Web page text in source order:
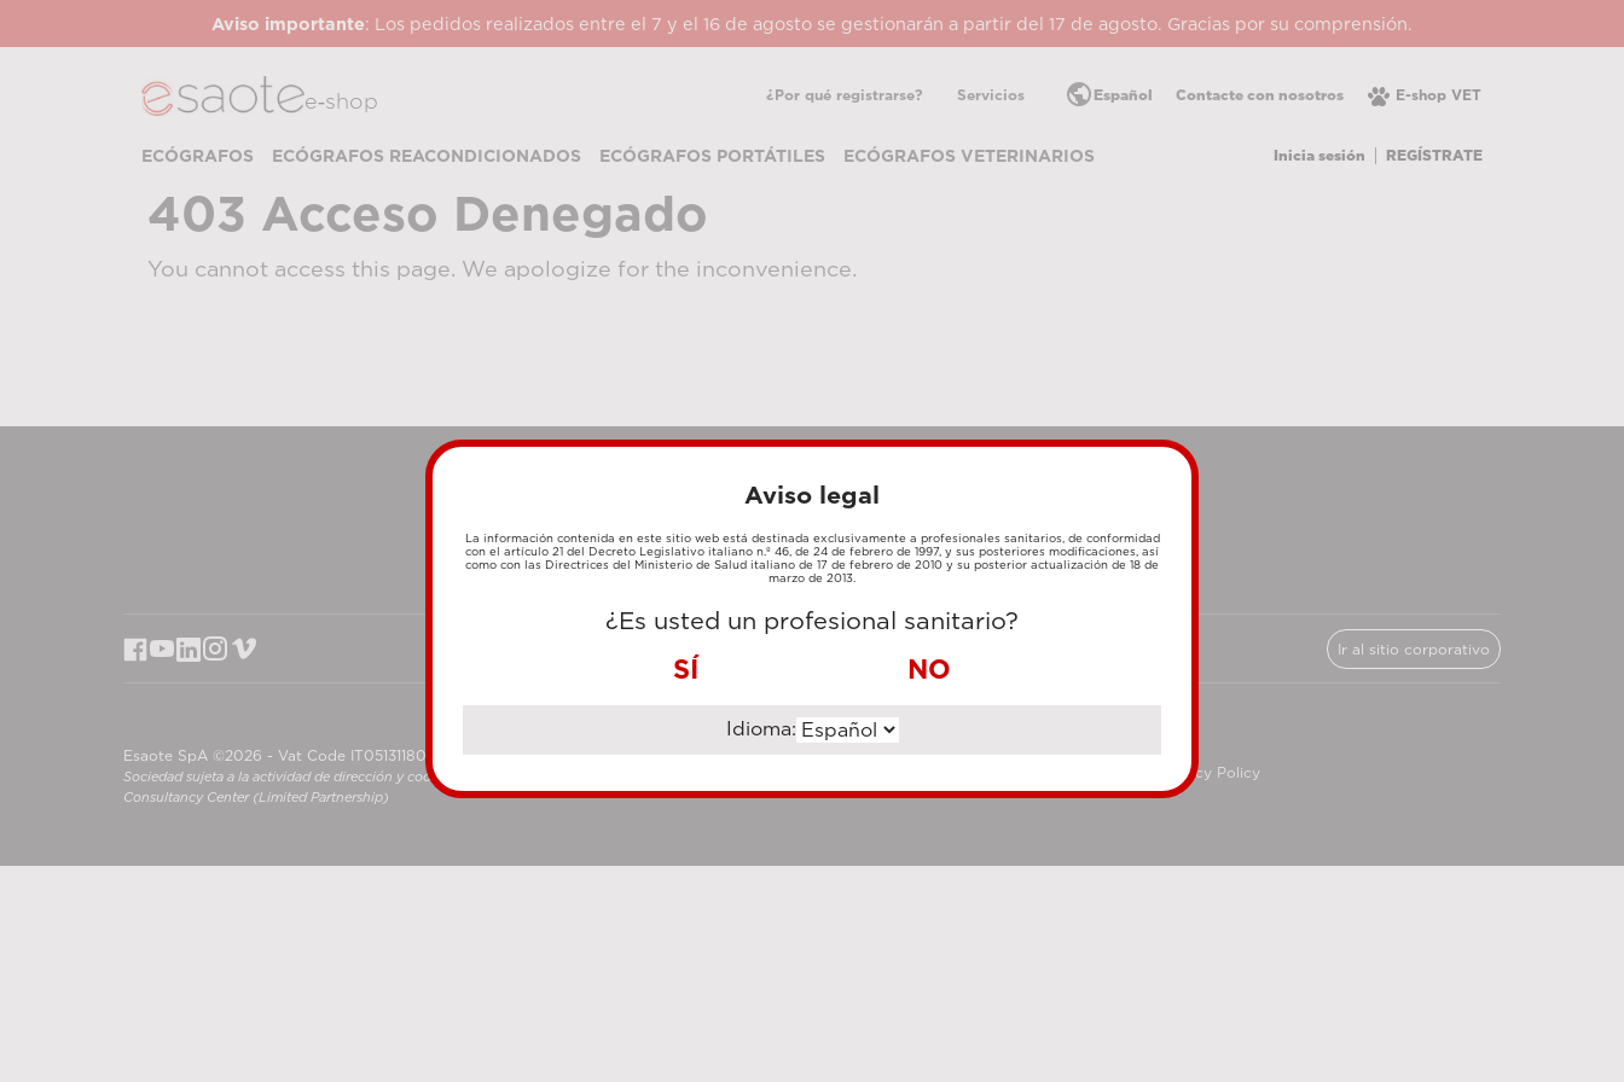
Aviso importante: Los pedidos realizados entre el 7 y el 16 de agosto se gestionarán a partir del 17 de agosto. Gracias por su comprensión.
e‑shop ¿Por qué registrarse? Servicios E-shop VET
Contacte con nosotros
public Español
ECÓGRAFOS ECÓGRAFOS REACONDICIONADOS ECÓGRAFOS PORTÁTILES ECÓGRAFOS VETERINARIOS Inicia sesión REGÍSTRATE
403 Acceso Denegado
You cannot access this page. We apologize for the inconvenience.
TARJETA
DE
TRANSFERENCIA
BANCARIA
Ir al sitio corporativo
Esaote SpA ©2026 - Vat Code IT05131180969
Sociedad sujeta a la actividad de dirección y coordinación de Shanghai Luzi Enterprise Management
Consultancy Center (Limited Partnership)
Privacy Policy
Aviso legal
La información contenida en este sitio web está destinada exclusivamente a profesionales sanitarios, de conformidad
con el artículo 21 del Decreto Legislativo italiano n.º 46, de 24 de febrero de 1997, y sus posteriores modificaciones, así
como con las Directrices del Ministerio de Salud italiano de 17 de febrero de 2010 y su posterior actualización de 18 de
marzo de 2013.
¿Es usted un profesional sanitario?
SÍ NO
Idioma: